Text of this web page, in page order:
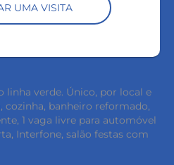
UMA VISITA
linha verde. Único, por local e
cozinha, banheiro reformado,
1 vaga livre para automóvel
Interfone, salão festas com